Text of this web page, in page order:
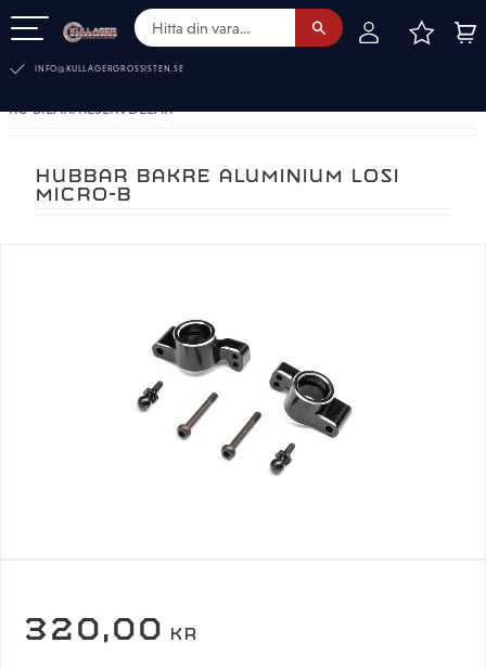
INFO@KULLAGERGROSSISTEN.SE
RC-BILAR. RESERVDELAR
HUBBAR BAKRE ALUMINIUM LOSI
MICRO-B
320,00 KR